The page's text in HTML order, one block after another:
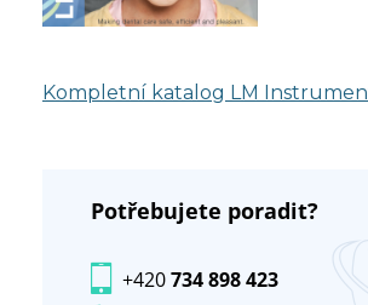
Kompletní katalog LM
Potřebujete poradit?
+420734 898 423